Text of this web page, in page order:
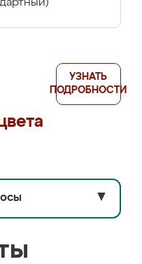
УЗНАТЬ
ПОДРОБНОСТИ
▼